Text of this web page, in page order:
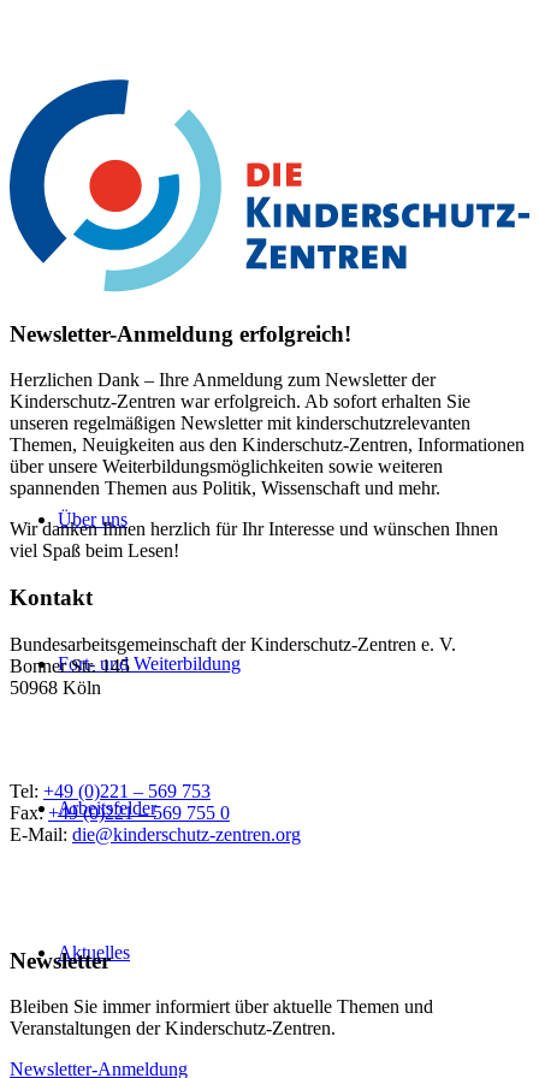
Über uns
Fort- und Weiterbildung
Arbeitsfelder
Aktuelles
Newsletter-Anmeldung erfolgreich!
Herzlichen Dank – Ihre Anmeldung zum Newsletter der
Kinderschutz-Zentren war erfolgreich. Ab sofort erhalten Sie
unseren regelmäßigen Newsletter mit kinderschutzrelevanten
Themen, Neuigkeiten aus den Kinderschutz-Zentren, Informationen
über unsere Weiterbildungsmöglichkeiten sowie weiteren
spannenden Themen aus Politik, Wissenschaft und mehr.
Wir danken Ihnen herzlich für Ihr Interesse und wünschen Ihnen
viel Spaß beim Lesen!
Kontakt
Bundesarbeitsgemeinschaft der Kinderschutz-Zentren e. V.
Bonner Str. 145
50968 Köln
Tel: +49 (0)221 – 569 753
Fax:+49 (0)221 – 569 755 0
E-Mail: die@kinderschutz-zentren.org
Newsletter
Bleiben Sie immer informiert über aktuelle Themen und
Veranstaltungen der Kinderschutz-Zentren.
Newsletter-Anmeldung